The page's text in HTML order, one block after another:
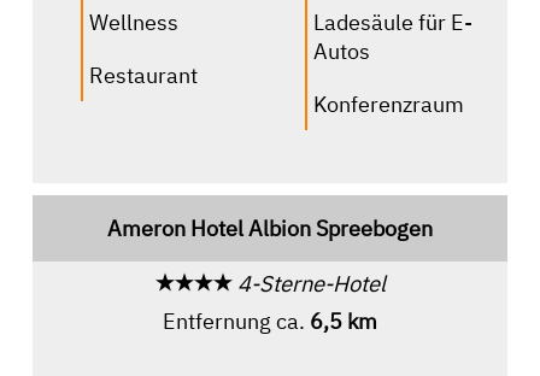
Wellness
Restaurant
Ladesäule für E-
Autos
Konferenzraum
Ameron Hotel Albion Spreebogen
4-Sterne-Hotel
Entfernung ca. 6,5 km